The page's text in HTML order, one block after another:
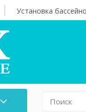
Установка